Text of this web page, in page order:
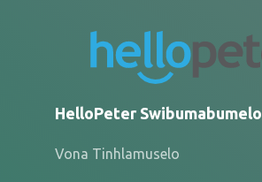
HelloPeter Swibumabumelo
Vona Tinhlamuselo